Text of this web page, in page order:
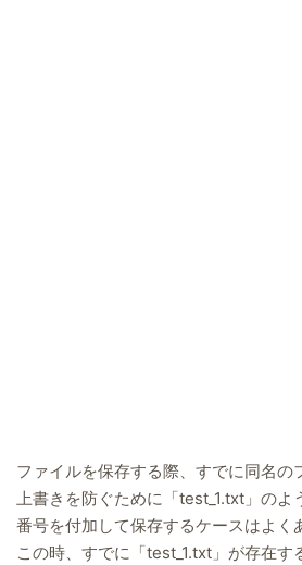
ファイルを保存する際、すでに同名の
上書きを防ぐために「test_1.txt」のよ
番号を付加して保存するケースはよく
この時、すでに「test_1.txt」が存在す